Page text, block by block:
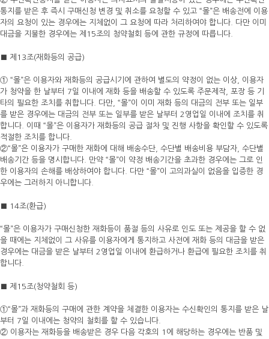
통지를 받은 후 즉시 구매신청 변경 및 취소를 요청할 수 있고 “몰”은 배송전에 이용
자의 요청이 있는 경우에는 지체없이 그 요청에 따라 처리하여야 합니다. 다만 이미
대금을 지불한 경우에는 제15조의 청약철회 등에 관한 규정에 따릅니다.
■ 제13조(재화등의 공급)
① “몰”은 이용자와 재화등의 공급시기에 관하여 별도의 약정이 없는 이상, 이용자
가 청약을 한 날부터 7일 이내에 재화 등을 배송할 수 있도록 주문제작, 포장 등 기
타의 필요한 조치를 취합니다. 다만, “몰”이 이미 재화 등의 대금의 전부 또는 일부
를 받은 경우에는 대금의 전부 또는 일부를 받은 날부터 2영업일 이내에 조치를 취
합니다. 이때 “몰”은 이용자가 재화등의 공급 절차 및 진행 사항을 확인할 수 있도록
적절한 조치를 합니다.
②“몰”은 이용자가 구매한 재화에 대해 배송수단, 수단별 배송비용 부담자, 수단별
배송기간 등을 명시합니다. 만약 “몰”이 약정 배송기간을 초과한 경우에는 그로 인
한 이용자의 손해를 배상하여야 합니다. 다만 “몰”이 고의과실이 없음을 입증한 경
우에는 그러하지 아니합니다.
■ 14조(환급)
“몰”은 이용자가 구매신청한 재화등이 품절 등의 사유로 인도 또는 제공을 할 수 없
을 때에는 지체없이 그 사유를 이용자에게 통지하고 사전에 재화 등의 대금을 받은
경우에는 대금을 받은 날부터 2영업일 이내에 환급하거나 환급에 필요한 조치를 취
합니다.
■ 제15조(청약철회 등)
①“몰”과 재화등의 구매에 관한 계약을 체결한 이용자는 수신확인의 통지를 받은 날
부터 7일 이내에는 청약의 철회를 할 수 있습니다.
② 이용자는 재화등을 배송받은 경우 다음 각호의 1에 해당하는 경우에는 반품 및